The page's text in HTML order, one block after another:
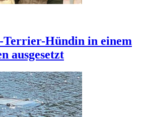
Terrier-Hündin in einem
ausgesetzt